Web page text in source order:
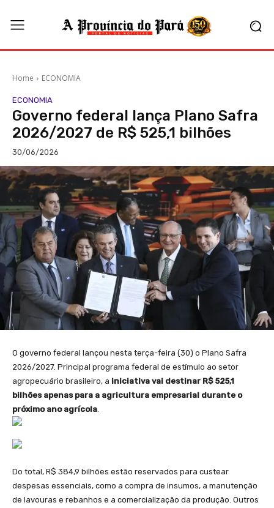
Home ECONOMIA
ECONOMIA
Governo federal lança Plano Safra
2026/2027 de R$ 525,1 bilhões
30/06/2026
O governo federal lançou nesta terça-feira (30) o Plano Safra
2026/2027. Principal programa federal de estímulo ao setor
agropecuário brasileiro, a iniciativa vai destinar R$ 525,1
bilhões apenas para a agricultura empresarial durante o
próximo ano agrícola
Do total, R$ 384,9 bilhões estão reservados para custear
despesas essenciais, como a compra de insumos, a manutenção
de lavouras e rebanhos e a comercialização da produção. Outros